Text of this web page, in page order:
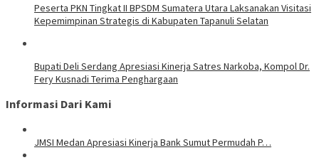
Peserta PKN Tingkat II BPSDM Sumatera Utara Laksanakan Visitasi
Kepemimpinan Strategis di Kabupaten Tapanuli Selatan
Bupati Deli Serdang Apresiasi Kinerja Satres Narkoba, Kompol Dr.
Fery Kusnadi Terima Penghargaan
Informasi Dari Kami
JMSI Medan Apresiasi Kinerja Bank Sumut Permudah P…